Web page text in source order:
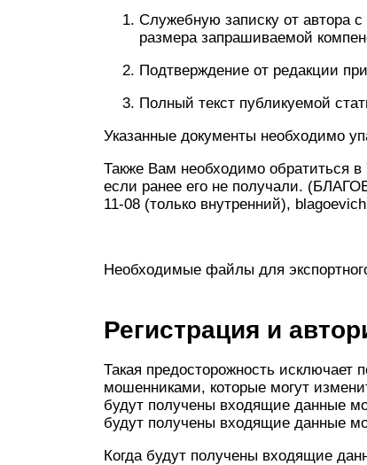
Служебную записку от автора
размера запрашиваемой
Подтверждение от редакции
Полный текст публикуемой
Указанные документы необходимо
Также Вам необходимо обратиться
если ранее его не получали.
11-08 (только внутренний),
Необходимые файлы для
Регистрация и
Такая предосторожность
мошенниками, которые могут
будут получены входящие данные
будут получены входящие данные
Когда будут получены входящие